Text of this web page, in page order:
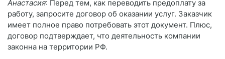
Анастасия: Перед тем, как переводить предоплату за
работу, запросите договор об оказании услуг. Заказчик
имеет полное право потребовать этот документ. Плюс,
договор подтверждает, что деятельность компании
законна на территории РФ.